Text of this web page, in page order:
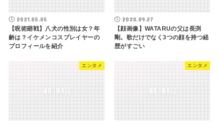
2021.05.05
【呪術廻戦】八犬の性別は女？年
齢は？イケメンコスプレイヤーの
プロフィールを紹介
2020.09.27
【顔画像】WATARUの父は長渕
剛。歌だけでなく3つの顔を持つ経
歴がすごい
エンタメ エンタメ